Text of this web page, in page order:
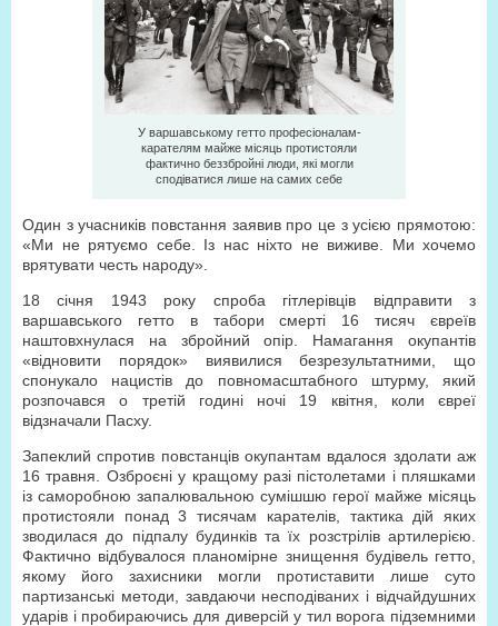
У варшавському гетто професіоналам-
карателям майже місяць протистояли
фактично беззбройні люди, які могли
сподіватися лише на самих себе
Один з учасників повстання заявив про це з усією прямотою:
«Ми не рятуємо себе. Із нас ніхто не виживе. Ми хочемо
врятувати честь народу».
18 січня 1943 року спроба гітлерівців відправити з
варшавського гетто в табори смерті 16 тисяч євреїв
наштовхнулася на збройний опір. Намагання окупантів
«відновити порядок» виявилися безрезультатними, що
спонукало нацистів до повномасштабного штурму, який
розпочався о третій годині ночі 19 квітня, коли євреї
відзначали Пасху.
Запеклий спротив повстанців окупантам вдалося здолати аж
16 травня. Озброєні у кращому разі пістолетами і пляшками
із саморобною запалювальною сумішшю герої майже місяць
протистояли понад 3 тисячам карателів, тактика дій яких
зводилася до підпалу будинків та їх розстрілів артилерією.
Фактично відбувалося планомірне знищення будівель гетто,
якому його захисники могли протиставити лише суто
партизанські методи, завдаючи несподіваних і відчайдушних
ударів і пробираючись для диверсій у тил ворога підземними